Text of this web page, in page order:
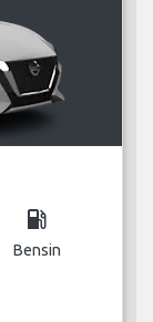
local_gas_station
Bensin